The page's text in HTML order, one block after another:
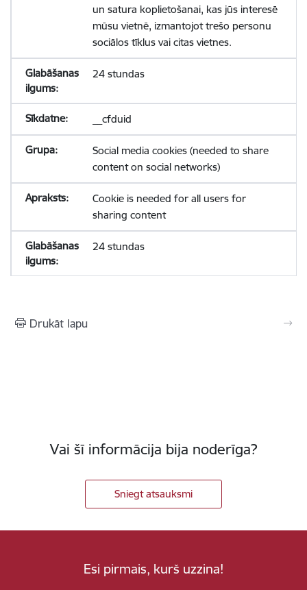
un satura koplietošanai, kas jūs interesē
mūsu vietnē, izmantojot trešo personu
sociālos tīklus vai citas vietnes.
24 stundas
__cfduid
Social media cookies (needed to share
content on social networks)
Cookie is needed for all users for
sharing content
24 stundas
Drukāt lapu
Vai šī informācija bija noderīga?
Sniegt atsauksmi
Esi pirmais, kurš uzzina!